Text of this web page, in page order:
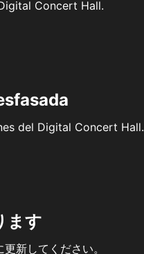
Concert Hall.
del Digital Concert Hall.
ます
新してください。